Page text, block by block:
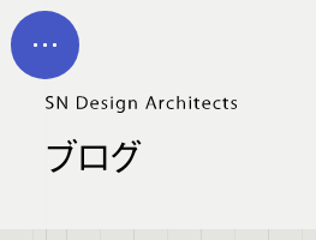
メイン コンテンツにスキップ
MEN
ブログ